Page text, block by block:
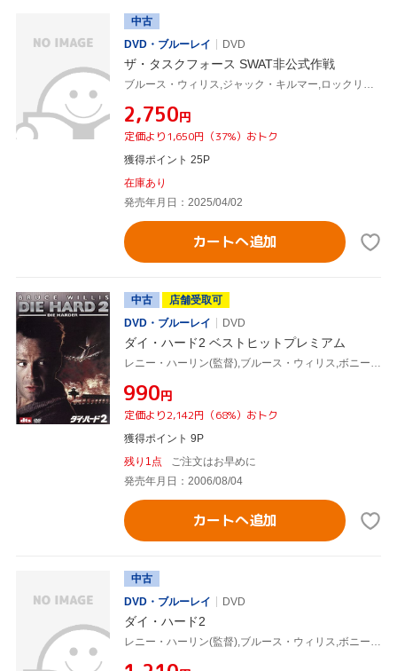
中古
DVD・ブルーレイ
DVD
ザ・タスクフォース SWAT非公式作戦
ブルース・ウィリス,ジャック・キルマー,ロックリン・マンロー,ウィロー・シールズ,エドワード・ドレイク
¥2,750円
定価より1,650円（37%）おトク
獲得ポイント 25P
在庫あり
発売年月日：2025/04/02
カートへ追加
中古
店舗受取可
DVD・ブルーレイ
DVD
ダイ・ハード2 ベストヒットプレミアム
レニー・ハーリン(監督),ブルース・ウィリス,ボニー・ベデリア
¥990円
定価より2,142円（68%）おトク
獲得ポイント 9P
残り1点
ご注文はお早めに
発売年月日：2006/08/04
カートへ追加
中古
DVD・ブルーレイ
DVD
ダイ・ハード2
レニー・ハーリン(監督),ブルース・ウィリス,ボニー・ベデリア